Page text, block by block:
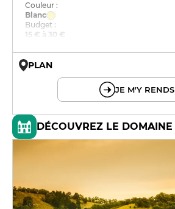
Couleur :
Blanc
Budget :
15 € à 30 €
PLAN
JE M'Y RENDS
DÉCOUVREZ LE DOMAINE